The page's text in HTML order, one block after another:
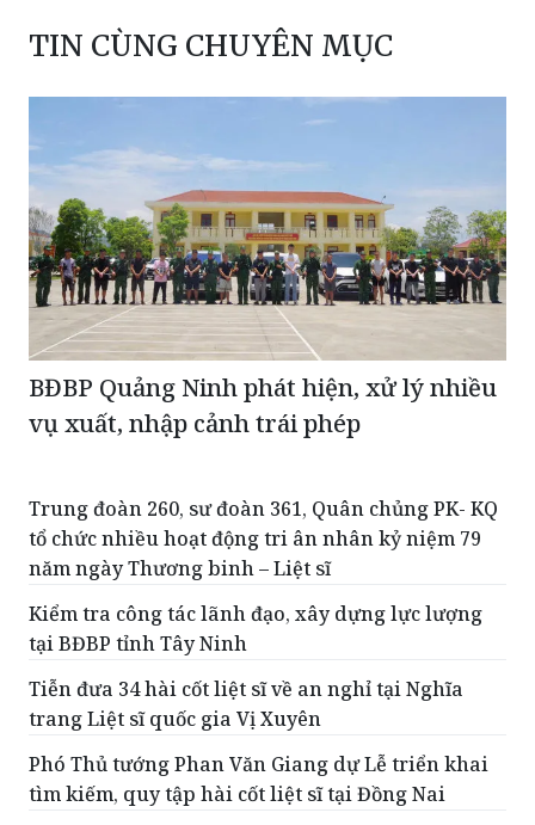
TIN CÙNG CHUYÊN MỤC
BĐBP Quảng Ninh phát hiện, xử lý nhiều
vụ xuất, nhập cảnh trái phép
Trung đoàn 260, sư đoàn 361, Quân chủng PK- KQ
tổ chức nhiều hoạt động tri ân nhân kỷ niệm 79
năm ngày Thương binh – Liệt sĩ
Kiểm tra công tác lãnh đạo, xây dựng lực lượng
tại BĐBP tỉnh Tây Ninh
Tiễn đưa 34 hài cốt liệt sĩ về an nghỉ tại Nghĩa
trang Liệt sĩ quốc gia Vị Xuyên
Phó Thủ tướng Phan Văn Giang dự Lễ triển khai
tìm kiếm, quy tập hài cốt liệt sĩ tại Đồng Nai